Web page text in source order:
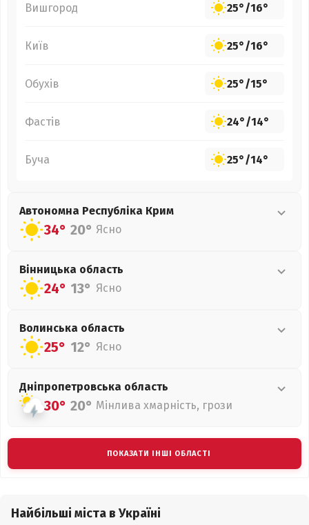
Вишгород 25°/16°
Київ 25°/16°
Обухів 25°/15°
Фастів 24°/14°
Буча 25°/14°
Автономна Республіка Крим
34° 20° Ясно
Вінницька область
24° 13° Ясно
Волинська область
25° 12° Ясно
Дніпропетровська область
30° 20° Мінлива хмарність, грози
ПОКАЗАТИ ІНШІ ОБЛАСТІ
Найбільші міста в Україні